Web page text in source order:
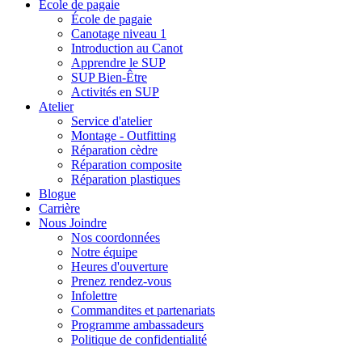
École de pagaie
École de pagaie
Canotage niveau 1
Introduction au Canot
Apprendre le SUP
SUP Bien-Être
Activités en SUP
Atelier
Service d'atelier
Montage - Outfitting
Réparation cèdre
Réparation composite
Réparation plastiques
Blogue
Carrière
Nous Joindre
Nos coordonnées
Notre équipe
Heures d'ouverture
Prenez rendez-vous
Infolettre
Commandites et partenariats
Programme ambassadeurs
Politique de confidentialité